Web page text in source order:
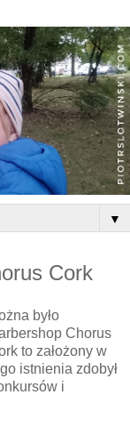
▼
Cork
było
Chorus
to założony w
istnienia zdobył
i